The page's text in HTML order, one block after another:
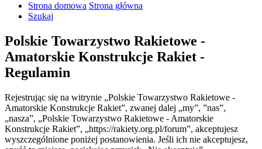
Strona domowa Strona główna
Szukaj
Polskie Towarzystwo Rakietowe -
Amatorskie Konstrukcje Rakiet -
Regulamin
Rejestrując się na witrynie „Polskie Towarzystwo Rakietowe -
Amatorskie Konstrukcje Rakiet”, zwanej dalej „my”, ”nas”,
„nasza”, „Polskie Towarzystwo Rakietowe - Amatorskie
Konstrukcje Rakiet”, „https://rakiety.org.pl/forum”, akceptujesz
wyszczególnione poniżej postanowienia. Jeśli ich nie akceptujesz,